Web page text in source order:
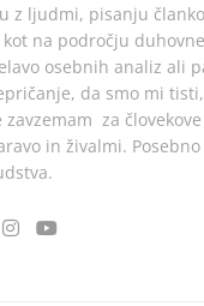
z ljudmi, pisanju
na področju
osebnih analiz ali
da smo mi
zavzemam za
in živalmi.